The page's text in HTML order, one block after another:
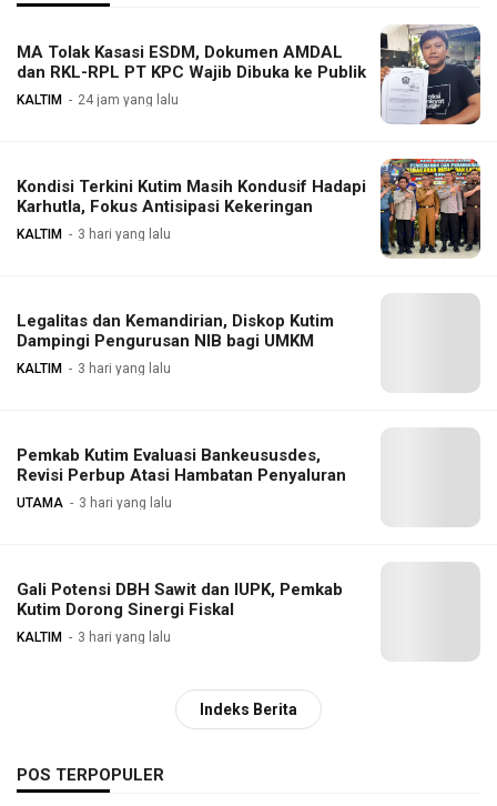
MA Tolak Kasasi ESDM, Dokumen AMDAL
dan RKL-RPL PT KPC Wajib Dibuka ke Publik
KALTIM 24 jam yang lalu
Kondisi Terkini Kutim Masih Kondusif Hadapi
Karhutla, Fokus Antisipasi Kekeringan
KALTIM 3 hari yang lalu
Legalitas dan Kemandirian, Diskop Kutim
Dampingi Pengurusan NIB bagi UMKM
KALTIM 3 hari yang lalu
Pemkab Kutim Evaluasi Bankeususdes,
Revisi Perbup Atasi Hambatan Penyaluran
UTAMA 3 hari yang lalu
Gali Potensi DBH Sawit dan IUPK, Pemkab
Kutim Dorong Sinergi Fiskal
KALTIM 3 hari yang lalu
Indeks Berita
POS TERPOPULER